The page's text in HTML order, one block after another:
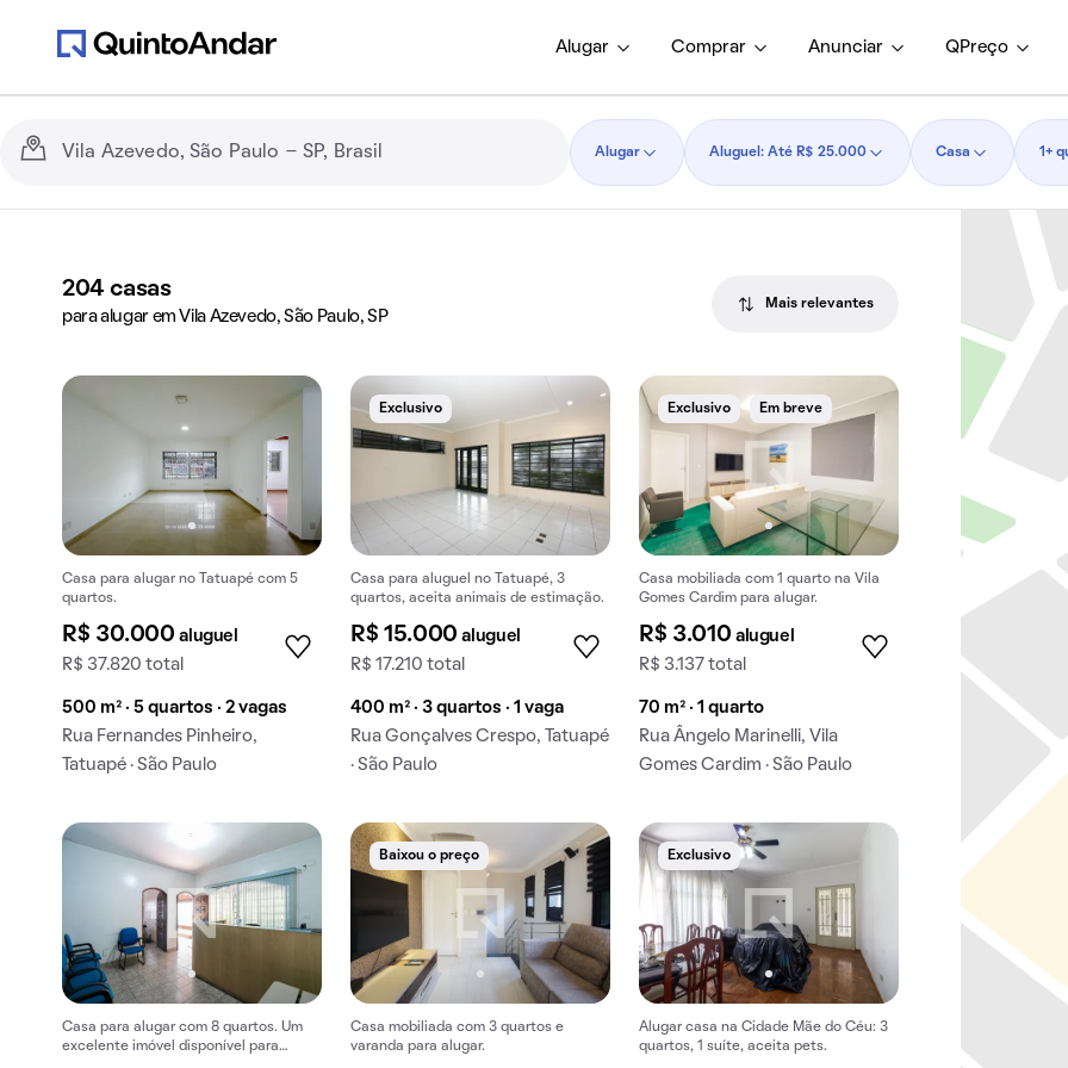
Alugar Comprar Anunciar QPreço
Alugar Aluguel: Até R$ 25.000 Casa 1+
204 casas
para alugar em Vila Azevedo, São Paulo, SP
Mais relevantes
Casa para alugar no Tatuapé com 5
quartos.
R$ 30.000aluguel
R$ 37.820 total
500 m² · 5 quartos · 2 vagas
Rua Fernandes Pinheiro,
Tatuapé · São Paulo
Exclusivo
Casa para aluguel no Tatuapé, 3
quartos, aceita animais de estimação.
R$ 15.000aluguel
R$ 17.210 total
400 m² · 3 quartos · 1 vaga
Rua Gonçalves Crespo, Tatuapé
· São Paulo
Exclusivo Em breve
Casa mobiliada com 1 quarto na Vila
Gomes Cardim para alugar.
R$ 3.010 aluguel
R$ 3.137 total
70 m² · 1 quarto
Rua Ângelo Marinelli, Vila
Gomes Cardim · São Paulo
Casa para alugar com 8 quartos. Um
excelente imóvel disponível para
Baixou o preço
Casa mobiliada com 3 quartos e
varanda para alugar.
Exclusivo
Alugar casa na Cidade Mãe do Céu: 3
quartos, 1 suíte, aceita pets.